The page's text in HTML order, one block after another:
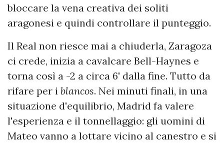
bloccare la vena creativa dei soliti
aragonesi e quindi controllare il punteggio.
Il Real non riesce mai a chiuderla, Zaragoza
ci crede, inizia a cavalcare Bell-Haynes e
torna così a -2 a circa 6' dalla fine. Tutto da
rifare per i blancos. Nei minuti finali, in una
situazione d'equilibrio, Madrid fa valere
l'esperienza e il tonnellaggio: gli uomini di
Mateo vanno a lottare vicino al canestro e si